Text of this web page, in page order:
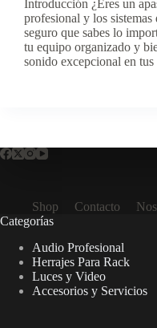
Introducción ¿Eres un
profesional y los sistemas
seguro que sabes lo
tu equipo organizado y
sonido excepcional en
Shop Contacto
Categorías
Audio Profesional
Herrajes Para Rack
Luces y Video
Accesorios y Servicios